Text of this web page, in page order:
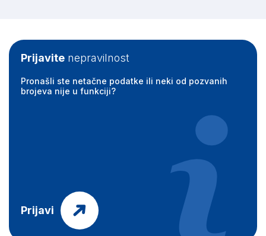
Prijavite nepravilnost
Pronašli ste netačne podatke ili neki od pozvanih
brojeva nije u funkciji?
Prijavi